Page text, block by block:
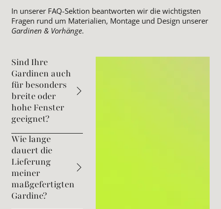
In unserer FAQ-Sektion beantworten wir die wichtigsten
Fragen rund um Materialien, Montage und Design unserer
Gardinen & Vorhänge.
Sind Ihre
Gardinen auch
für besonders
breite oder
hohe Fenster
geeignet?
Wie lange
dauert die
Lieferung
meiner
maßgefertigten
Gardine?